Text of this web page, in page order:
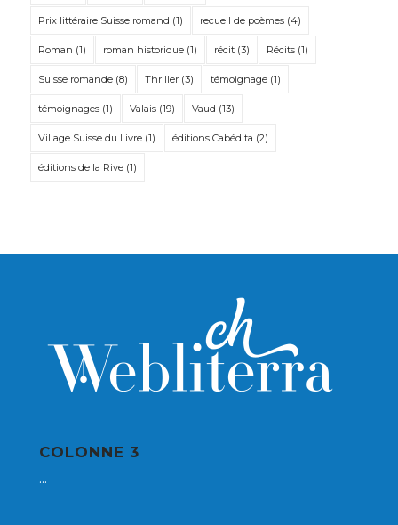
Prix littéraire Suisse romand (1) recueil de poèmes(4)
Roman (1) roman historique(1) récit(3) Récits(1)
Suisse romande(8) Thriller(3) témoignage(1)
témoignages(1) Valais(19) Vaud (13)
Village Suisse du Livre(1) éditions Cabédita (2)
éditions de la Rive(1)
COLONNE 3
...